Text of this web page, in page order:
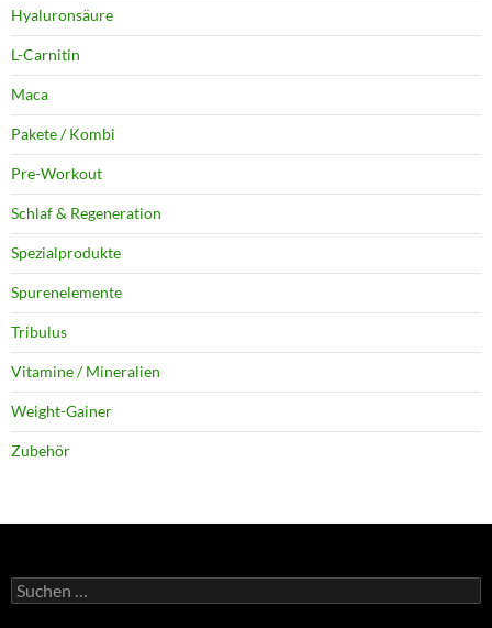
Hyaluronsäure
L-Carnitin
Maca
Pakete / Kombi
Pre-Workout
Schlaf & Regeneration
Spezialprodukte
Spurenelemente
Tribulus
Vitamine / Mineralien
Weight-Gainer
Zubehör
Suchen
nach: